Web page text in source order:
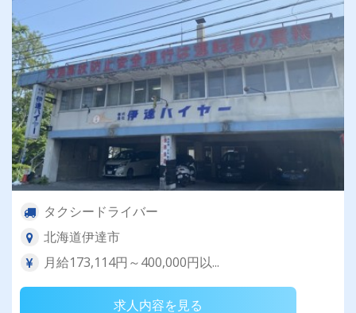
タクシードライバー
北海道伊達市
月給173,114円～400,000円以...
求人内容を見る